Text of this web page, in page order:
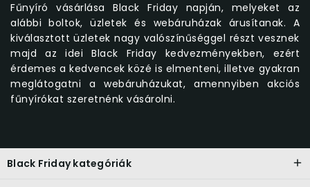
Fűnyíró vásárlása Black Friday napján, melyeket az
alábbi boltok, üzletek és webáruházak árusítanak. A
kiválasztott üzletek nagy valószínűséggel részt vesznek
majd az idei Black Friday kedvezményekben, ezért
érdemes a kedvencek közé is elmenteni, illetve gyakran
meglátogatni a webáruházukat, amennyiben akciós
fűnyírókat szeretnénk vásárolni.
Black Friday kategóriák